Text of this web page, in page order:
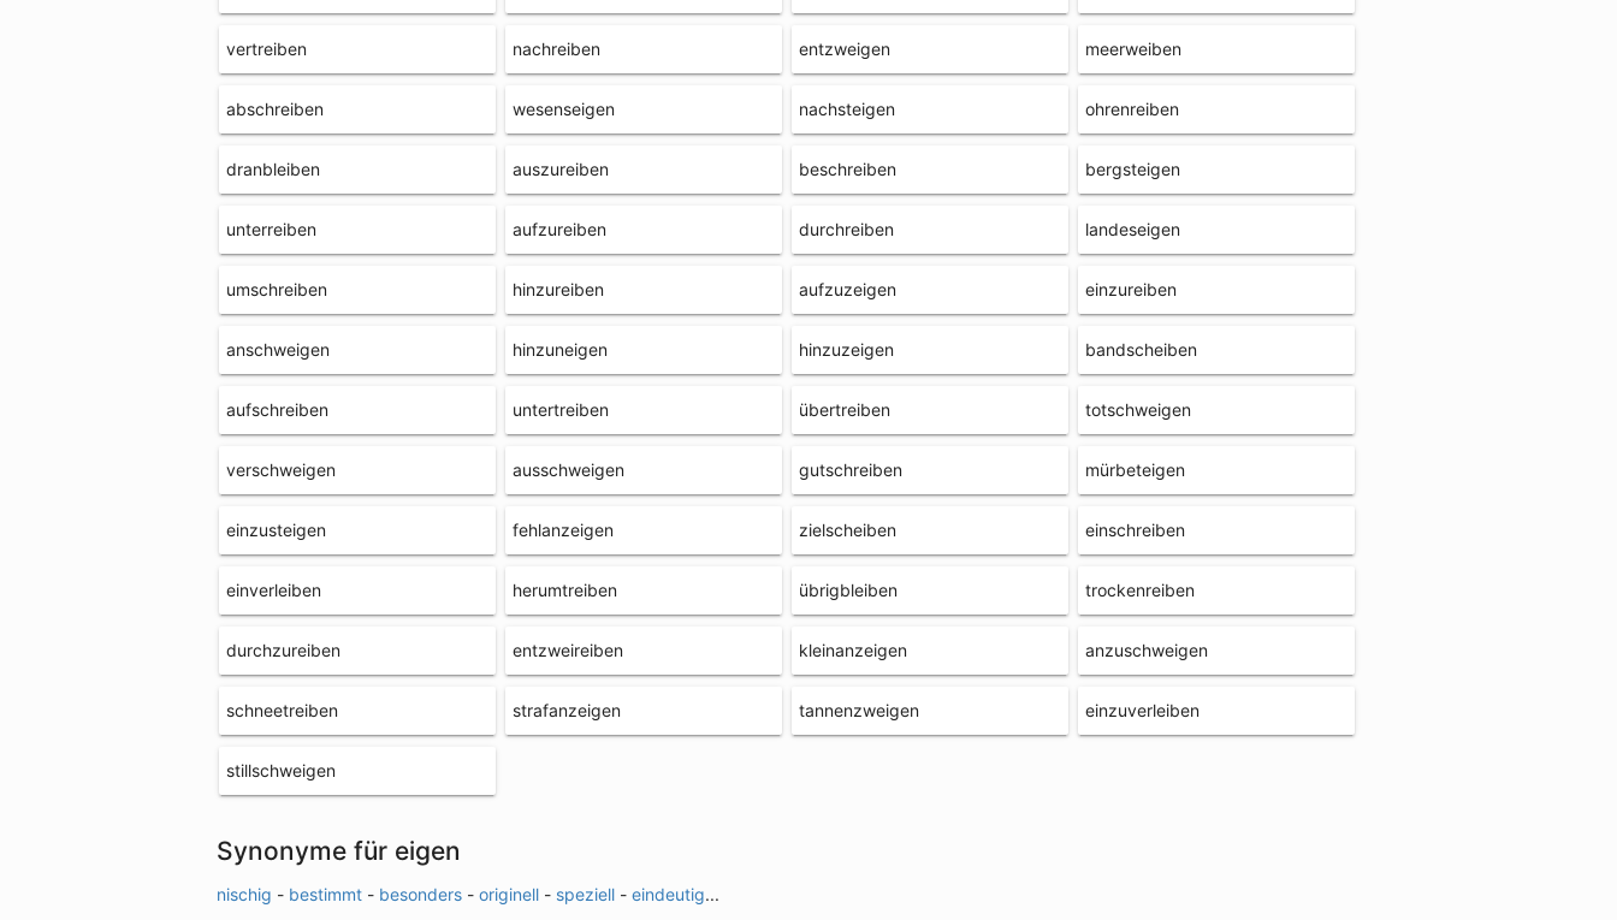
vertreiben nachreiben entzweigen meerweiben
abschreiben wesenseigen nachsteigen ohrenreiben
dranbleiben auszureiben beschreiben bergsteigen
unterreiben aufzureiben durchreiben landeseigen
umschreiben hinzureiben aufzuzeigen einzureiben
anschweigen hinzuneigen hinzuzeigen bandscheiben
aufschreiben untertreiben übertreiben totschweigen
verschweigen ausschweigen gutschreiben mürbeteigen
einzusteigen fehlanzeigen zielscheiben einschreiben
einverleiben herumtreiben übrigbleiben trockenreiben
durchzureiben entzweireiben kleinanzeigen anzuschweigen
schneetreiben strafanzeigen tannenzweigen einzuverleiben
stillschweigen
Synonyme für eigen
nischig - bestimmt - besonders - originell - speziell - eindeutig...